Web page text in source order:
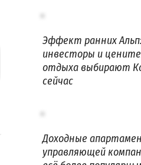
Эффект ранних
инвесторы и
отдыха выбирают
сейчас
Доходные
управляющей